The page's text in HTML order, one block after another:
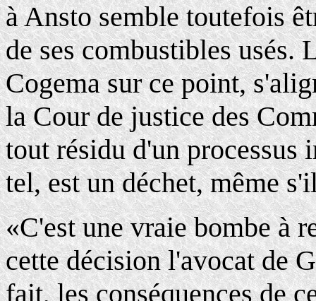
à Ansto semble toutefois
de ses combustibles usés.
Cogema sur ce point,
la Cour de justice des
tout résidu d'un processus
tel, est un déchet, même
«C'est une vraie bombe à
cette décision l'avocat de
fait, les conséquences de